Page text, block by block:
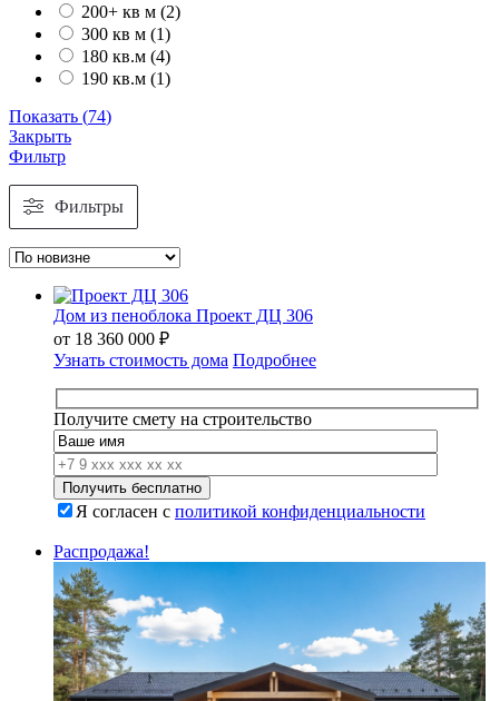
200+ кв м (2)
300 кв м (1)
180 кв.м (4)
190 кв.м (1)
Показать (74)
Закрыть
Фильтр
Фильтры
Дом из пеноблока Проект ДЦ 306
от 18 360 000 ₽
Узнать стоимость дома Подробнее
Получите смету на строительство
Я согласен с политикой конфиденциальности
Распродажа!